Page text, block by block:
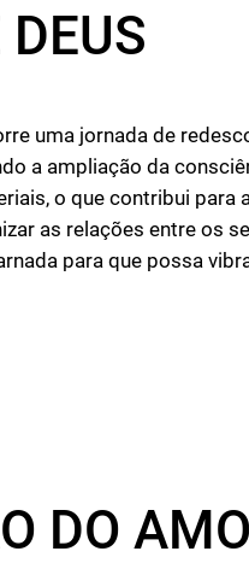
DEUS
uma jornada de
a ampliação da
o que contribui para
as relações entre os
para que possa
DO